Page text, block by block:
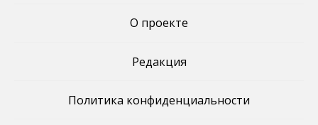
О проекте
Редакция
Политика конфиденциальности